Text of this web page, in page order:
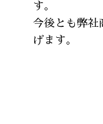
す。
今後とも弊社
げます。